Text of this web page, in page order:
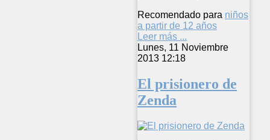
Recomendado para niños
a partir de 12 años
Leer más ...
Lunes, 11 Noviembre
2013 12:18
El prisionero de
Zenda